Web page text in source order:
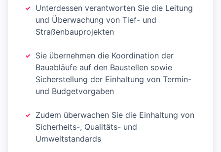
Unterdessen verantworten Sie die Leitung
und Überwachung von Tief- und
Straßenbauprojekten
Sie übernehmen die Koordination der
Bauabläufe auf den Baustellen sowie
Sicherstellung der Einhaltung von Termin-
und Budgetvorgaben
Zudem überwachen Sie die Einhaltung von
Sicherheits-, Qualitäts- und
Umweltstandards